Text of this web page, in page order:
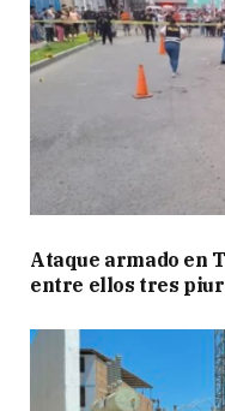
Ataque armado en
entre ellos tres